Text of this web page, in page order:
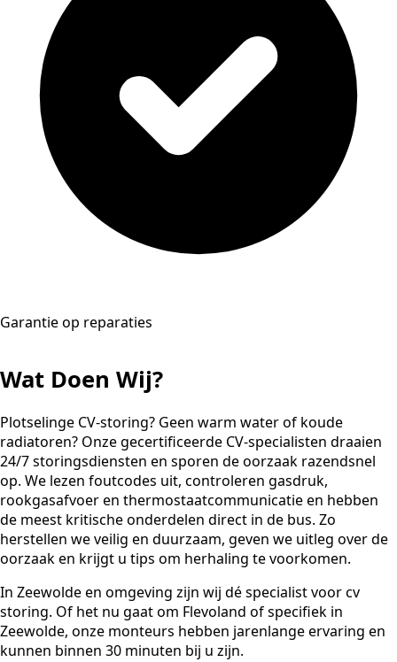
Garantie op reparaties
Wat Doen Wij?
Plotselinge CV-storing? Geen warm water of koude
radiatoren? Onze gecertificeerde CV-specialisten draaien
24/7 storingsdiensten en sporen de oorzaak razendsnel
op. We lezen foutcodes uit, controleren gasdruk,
rookgasafvoer en thermostaatcommunicatie en hebben
de meest kritische onderdelen direct in de bus. Zo
herstellen we veilig en duurzaam, geven we uitleg over de
oorzaak en krijgt u tips om herhaling te voorkomen.
In Zeewolde en omgeving zijn wij dé specialist voor cv
storing. Of het nu gaat om Flevoland of specifiek in
Zeewolde, onze monteurs hebben jarenlange ervaring en
kunnen binnen 30 minuten bij u zijn.